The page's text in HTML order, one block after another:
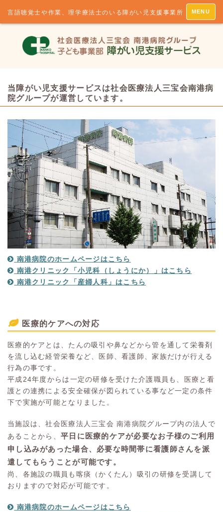
言語聴覚士や作業、理学療法士のいる障がい児支援事業所 MENU
当障がい児支援サービスは社会医療法人三宝会南港病
院グループが運営しています。
南港病院のホームページはこちら
南港クリニック「小児科（しょうにか）」はこちら
南港クリニック「産婦人科」はこちら
医療的ケアへの対応
医療的ケアとは、たんの吸引や鼻などから管を通して栄養剤
を流し込む経管栄養など、医師、看護師、家族だけが行える
行為の事です。
平成24年度からは一定の研修を受けた介護職員も、医療と看
護との連携による安全確保が図られている事など一定の条件
下で実施が可能となりました。
当施設は、社会医療法人三宝会 南港病院グループ内の法人で
あることから、 平日に医療的ケアが必要なお子様のご利用
申し込みがあった場合、必要な時間帯に看護師さんを派
遣してもらうことが可能です。
尚、各施設の職員も喀痰（かくたん）吸引の研修を受講して
おりますので対応が可能です。
南港病院のホームページはこちら